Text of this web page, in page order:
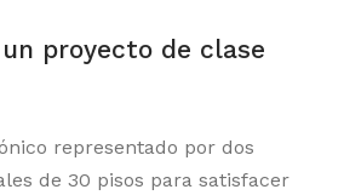
proyecto de clase
representado por dos
de 30 pisos para satisfacer